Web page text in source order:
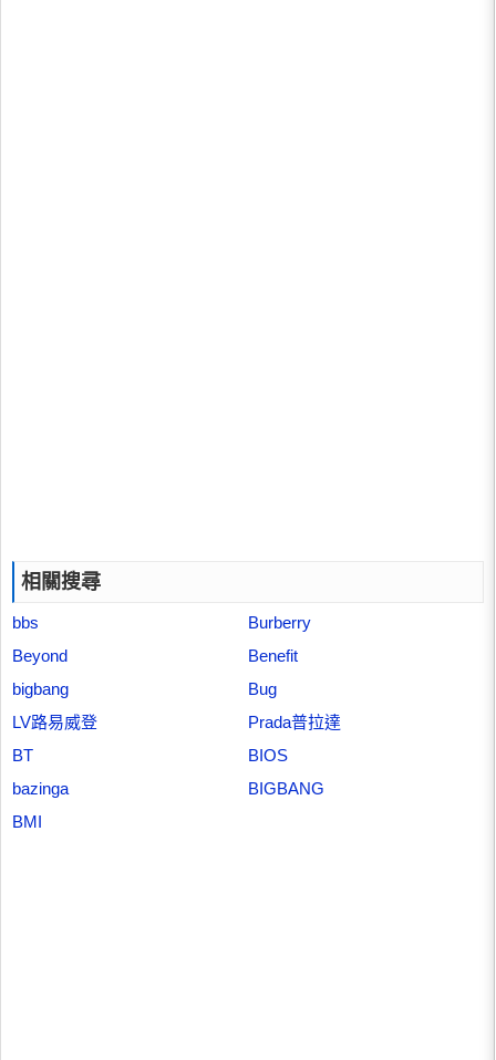
相關搜尋
bbs
Burberry
Beyond
Benefit
bigbang
Bug
LV路易威登
Prada普拉達
BT
BIOS
bazinga
BIGBANG
BMI